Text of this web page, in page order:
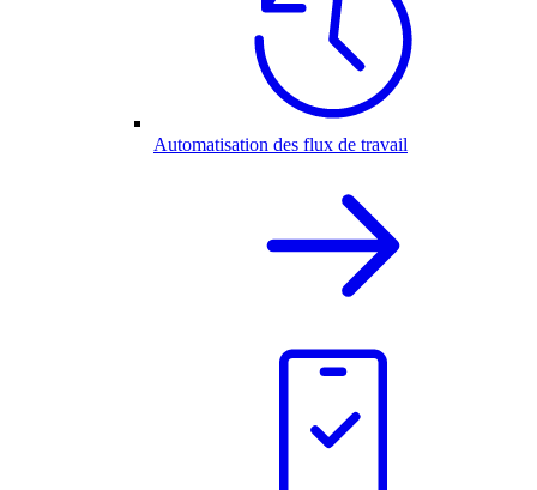
Automatisation des flux de travail